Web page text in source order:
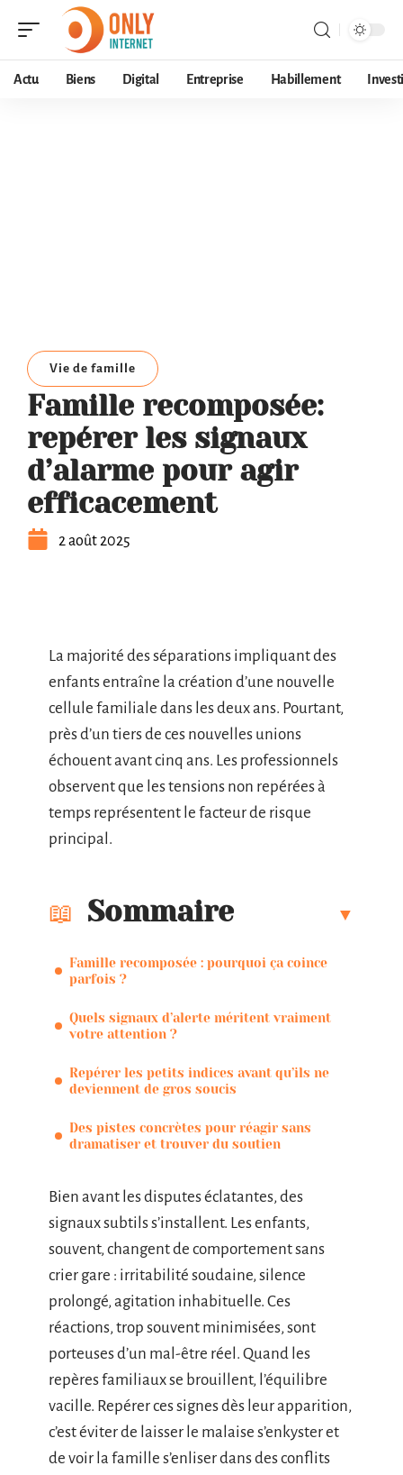
Actu Biens Digital Entreprise Habillement
Vie de famille
Famille recomposée:
repérer les signaux
d’alarme pour agir
efficacement
2 août 2025
La majorité des séparations impliquant des
enfants entraîne la création d’une nouvelle
cellule familiale dans les deux ans. Pourtant,
près d’un tiers de ces nouvelles unions
échouent avant cinq ans. Les professionnels
observent que les tensions non repérées à
temps représentent le facteur de risque
principal.
Sommaire
Famille recomposée : pourquoi ça coince
parfois ?
Quels signaux d’alerte méritent vraiment
votre attention ?
Repérer les petits indices avant qu’ils ne
deviennent de gros soucis
Des pistes concrètes pour réagir sans
dramatiser et trouver du soutien
Bien avant les disputes éclatantes, des
signaux subtils s’installent. Les enfants,
souvent, changent de comportement sans
crier gare : irritabilité soudaine, silence
prolongé, agitation inhabituelle. Ces
réactions, trop souvent minimisées, sont
porteuses d’un mal-être réel. Quand les
repères familiaux se brouillent, l’équilibre
vacille. Repérer ces signes dès leur apparition,
c’est éviter de laisser le malaise s’enkyster et
de voir la famille s’enliser dans des conflits